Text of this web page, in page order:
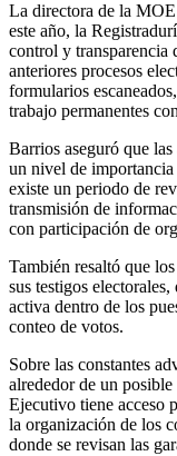
La directora de la MOE
este año, la
control y transparencia
anteriores procesos
formularios
trabajo permanentes
Barrios aseguró que
un nivel de
existe un periodo de
transmisión de
con participación de
También resaltó que
sus testigos
activa dentro de los
conteo de votos.
Sobre las constantes
alrededor de un
Ejecutivo tiene acceso
la organización de los
donde se revisan las